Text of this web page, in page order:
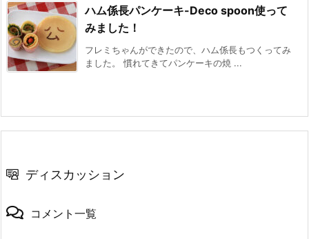
ハム係長パンケーキ-Deco spoon使って
みました！
フレミちゃんができたので、ハム係長もつくってみ
ました。 慣れてきてパンケーキの焼 ...
ディスカッション
コメント一覧